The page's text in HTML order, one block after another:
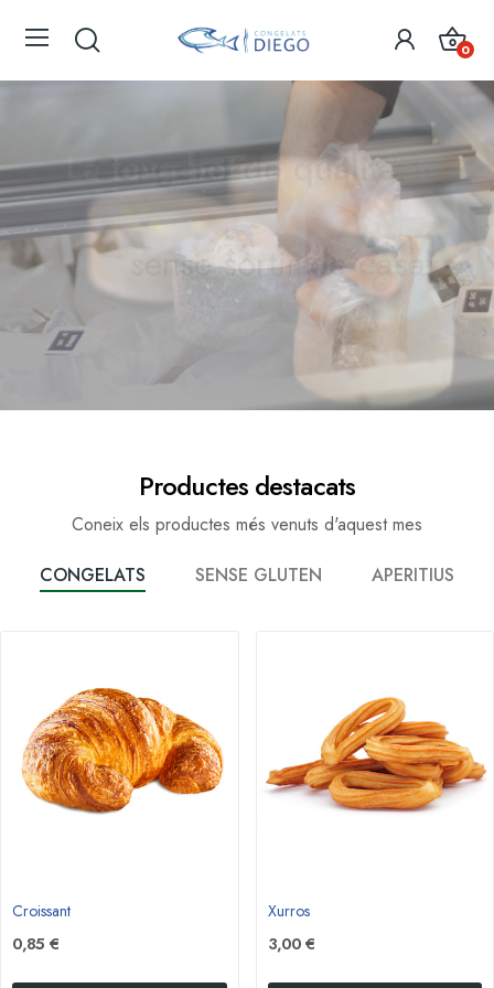
0
La teva botiga gourmet
de confiança
Congelat de qualitat
sense sortir de casa
Productes destacats
Coneix els productes més venuts d'aquest mes
CONGELATS
SENSE GLUTEN APERITIUS
Croissant
0,85 €
Xurros
3,00 €